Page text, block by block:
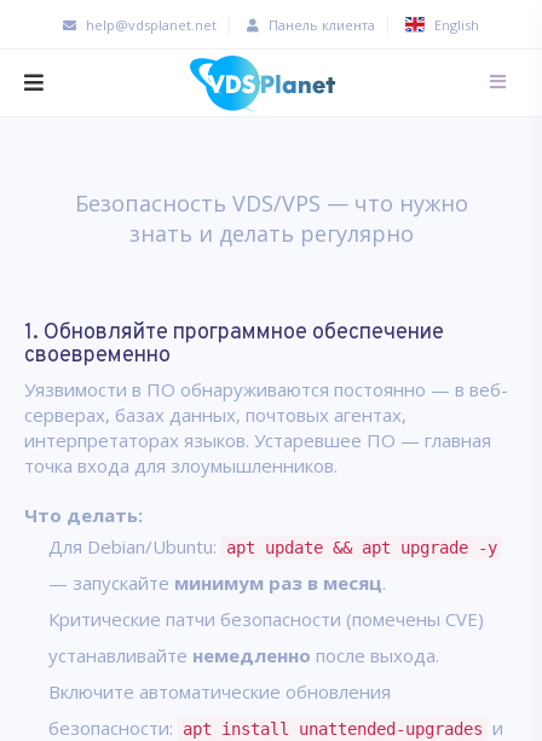
help@vdsplanet.net Панель клиента English
Безопасность VDS/VPS — что нужно
знать и делать регулярно
1. Обновляйте программное обеспечение
своевременно
Уязвимости в ПО обнаруживаются постоянно — в веб-
серверах, базах данных, почтовых агентах,
интерпретаторах языков. Устаревшее ПО — главная
точка входа для злоумышленников.
Что делать:
Для Debian/Ubuntu:
apt update && apt upgrade -y
— запускайте минимум раз в месяц.
Критические патчи безопасности (помечены CVE)
устанавливайте немедленно после выхода.
Включите автоматические обновления
безопасности:
apt install unattended-upgrades
и